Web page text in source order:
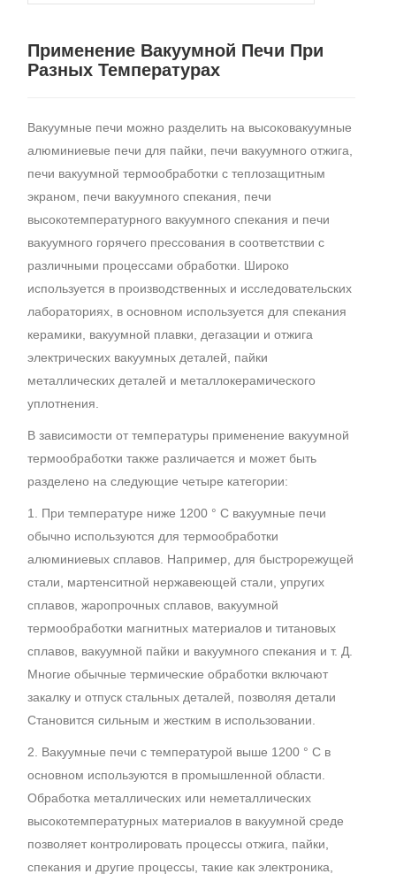
Применение Вакуумной Печи При
Разных Температурах
Вакуумные печи можно разделить на высоковакуумные
алюминиевые печи для пайки, печи вакуумного отжига,
печи вакуумной термообработки с теплозащитным
экраном, печи вакуумного спекания, печи
высокотемпературного вакуумного спекания и печи
вакуумного горячего прессования в соответствии с
различными процессами обработки. Широко
используется в производственных и исследовательских
лабораториях, в основном используется для спекания
керамики, вакуумной плавки, дегазации и отжига
электрических вакуумных деталей, пайки
металлических деталей и металлокерамического
уплотнения.
В зависимости от температуры применение вакуумной
термообработки также различается и может быть
разделено на следующие четыре категории:
1. При температуре ниже 1200 ° C вакуумные печи
обычно используются для термообработки
алюминиевых сплавов. Например, для быстрорежущей
стали, мартенситной нержавеющей стали, упругих
сплавов, жаропрочных сплавов, вакуумной
термообработки магнитных материалов и титановых
сплавов, вакуумной пайки и вакуумного спекания и т. Д.
Многие обычные термические обработки включают
закалку и отпуск стальных деталей, позволяя детали
Становится сильным и жестким в использовании.
2. Вакуумные печи с температурой выше 1200 ° C в
основном используются в промышленной области.
Обработка металлических или неметаллических
высокотемпературных материалов в вакуумной среде
позволяет контролировать процессы отжига, пайки,
спекания и другие процессы, такие как электроника,